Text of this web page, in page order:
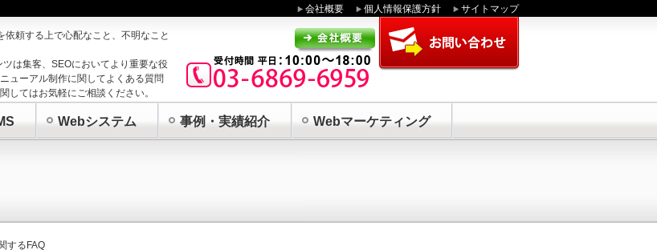
頼する上で心配なこと、不明なこと
は集客、SEOにおいてより重要な役
ューアル制作に関してよくある質問
してはお気軽にご相談ください。
Webシステム 事例・実績紹介 Webマーケティング
するFAQ
会社概要 個人情報保護方針 サイトマップ